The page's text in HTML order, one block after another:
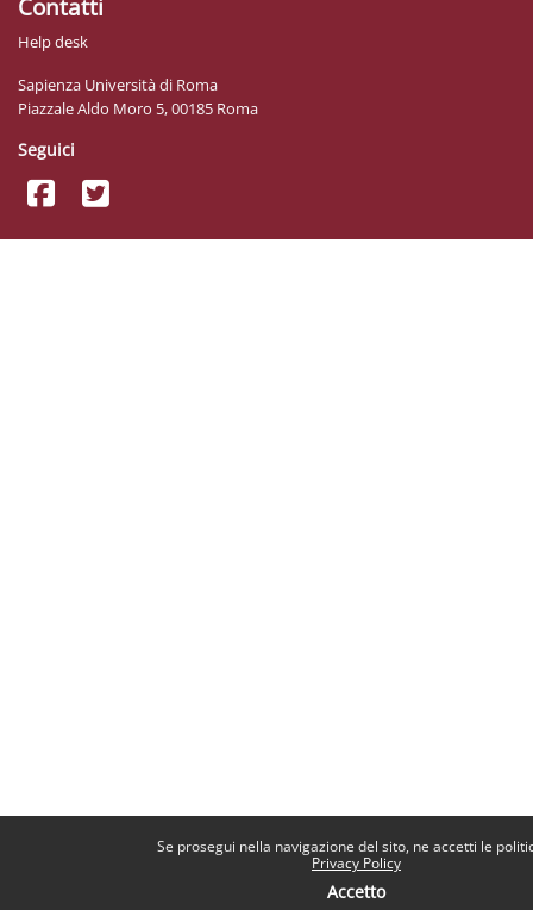
Se prosegui nella navigazione del sito, ne accetti le
Privacy Policy
Accetto
Contatti
Help desk
Sapienza Università di Roma
Piazzale Aldo Moro 5, 00185 Roma
Seguici